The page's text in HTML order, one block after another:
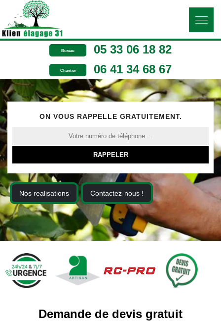
Bureau 05 33 06 18 82
Chantier 06 41 34 68 67
ON VOUS RAPPELLE GRATUITEMENT.
Nos realisations Contactez-nous !
Demande de devis gratuit